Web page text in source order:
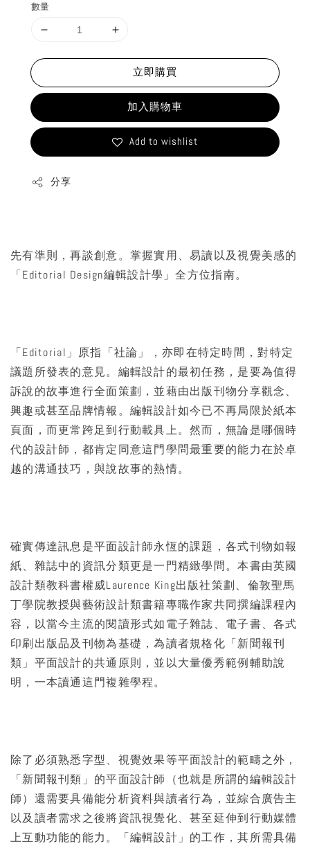
數量
立即購買
加入購物車
Add to wishlist
分享
先有準則，再談創意。掌握實用、易讀以及視覺美感的
「Editorial Design編輯設計學」全方位指南。
「Editorial」原指「社論」，亦即在特定時間，對特定
議題所發表的意見。編輯設計的最初任務，是要為值得
訴說的故事進行全面策劃，並藉由出版刊物分享觀念、
興趣或甚至品牌情報。編輯設計如今已不再局限於紙本
頁面，而更常跨足到行動載具上。然而，無論是哪個時
代的設計師，都肯定同意這門學問最重要的能力在於卓
越的溝通技巧，與說故事的熱情。
確實傳達訊息是平面設計師永恆的課題，各式刊物如報
紙、雜誌中的資訊分類更是一門精緻學問。本書由英國
設計類教科書權威Laurence King出版社策劃、倫敦聖馬
丁學院教授與藝術設計類書籍專職作家共同撰編課程內
容，以當今主流的閱讀形式如電子雜誌、電子書、各式
印刷出版品及刊物為基礎，為讀者規格化「新聞報刊
類」平面設計的共通原則，並以大量優秀範例輔助說
明，一本讀通這門複雜學程。
除了必須熟悉字型、視覺效果等平面設計的範疇之外，
「新聞報刊類」的平面設計師（也就是所謂的編輯設計
師）還需要具備能分析資料與讀者行為，並綜合廣告主
以及讀者需求之後將資訊視覺化、甚至延伸到行動媒體
上互動功能的能力。「編輯設計」的工作，其所需具備